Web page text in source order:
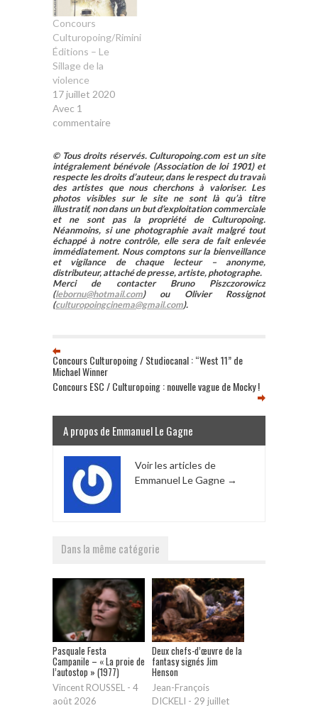
Concours
Culturopoing/Rimini
Éditions – Le
Sillage de la
violence
17 juillet 2020
Avec 1
commentaire
© Tous droits réservés. Culturopoing.com est un site
intégralement bénévole (Association de loi 1901) et
respecte les droits d’auteur, dans le respect du travail
des artistes que nous cherchons à valoriser. Les
photos visibles sur le site ne sont là qu’à titre
illustratif, non dans un but d’exploitation commerciale
et ne sont pas la propriété de Culturopoing.
Néanmoins, si une photographie avait malgré tout
échappé à notre contrôle, elle sera de fait enlevée
immédiatement. Nous comptons sur la bienveillance
et vigilance de chaque lecteur – anonyme,
distributeur, attaché de presse, artiste, photographe.
Merci de contacter Bruno Piszczorowicz
(lebornu@hotmail.com) ou Olivier Rossignot
(culturopoingcinema@gmail.com).
Concours Culturopoing / Studiocanal : “West 11” de
Michael Winner
Concours ESC / Culturopoing : nouvelle vague de Mocky !
A propos de Emmanuel Le Gagne
Voir les articles de
Emmanuel Le Gagne →
Dans la même catégorie
Pasquale Festa
Campanile – « La proie de
l’autostop » (1977)
Vincent ROUSSEL - 4
août 2026
Deux chefs-d’œuvre de la
fantasy signés Jim
Henson
Jean-François
DICKELI - 29 juillet